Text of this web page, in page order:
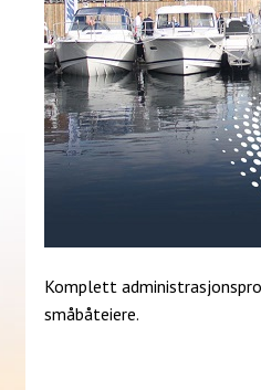
Komplett
småbåteiere.